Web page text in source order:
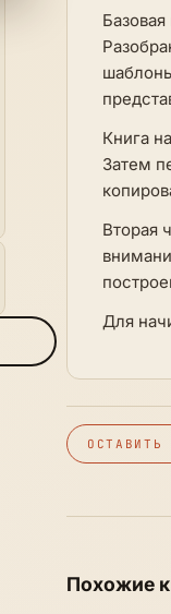
Книга
Затем
Вторая
Для
ОСТАВИТЬ
Похожие